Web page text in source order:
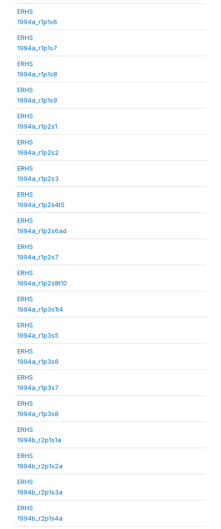
ERHS
1994a_r1p1s6
ERHS
1994a_r1p1s7
ERHS
1994a_r1p1s8
ERHS
1994a_r1p1s9
ERHS
1994a_r1p2s1
ERHS
1994a_r1p2s2
ERHS
1994a_r1p2s3
ERHS
1994a_r1p2s4t5
ERHS
1994a_r1p2s6ad
ERHS
1994a_r1p2s7
ERHS
1994a_r1p2s8t10
ERHS
1994a_r1p3s1t4
ERHS
1994a_r1p3s5
ERHS
1994a_r1p3s6
ERHS
1994a_r1p3s7
ERHS
1994a_r1p3s8
ERHS
1994b_r2p1s1a
ERHS
1994b_r2p1s2a
ERHS
1994b_r2p1s3a
ERHS
1994b_r2p1s4a